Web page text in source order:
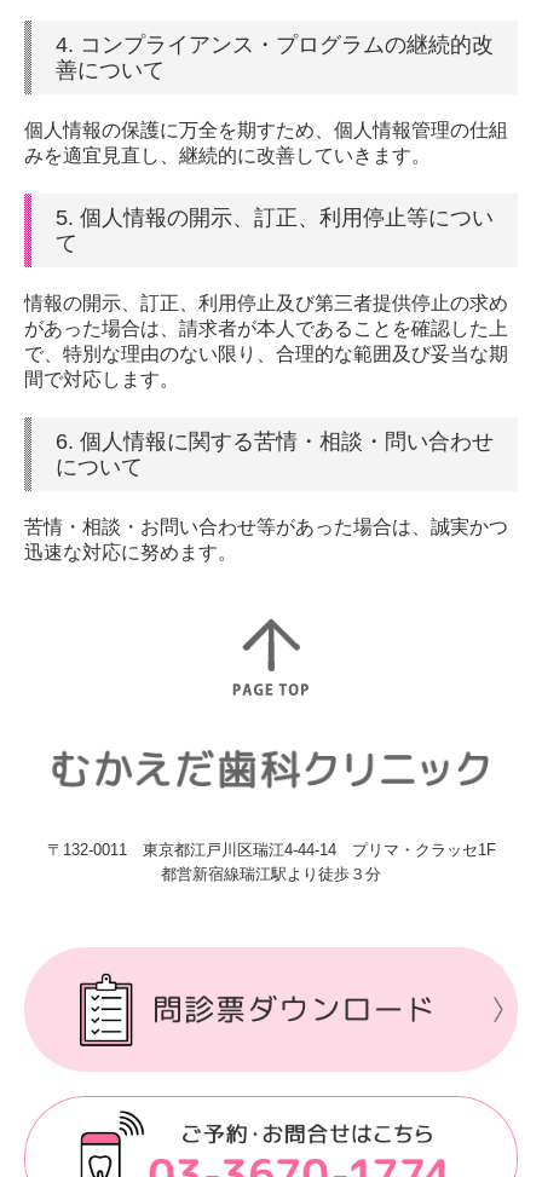
4. コンプライアンス・プログラムの継続的改
善について
個人情報の保護に万全を期すため、個人情報管理の仕組
みを適宜見直し、継続的に改善していきます。
5. 個人情報の開示、訂正、利用停止等につい
て
情報の開示、訂正、利用停止及び第三者提供停止の求め
があった場合は、請求者が本人であることを確認した上
で、特別な理由のない限り、合理的な範囲及び妥当な期
間で対応します。
6. 個人情報に関する苦情・相談・問い合わせ
について
苦情・相談・お問い合わせ等があった場合は、誠実かつ
迅速な対応に努めます。
〒132-0011 東京都江戸川区瑞江4-44-14 プリマ・クラッセ1F
都営新宿線瑞江駅より徒歩３分